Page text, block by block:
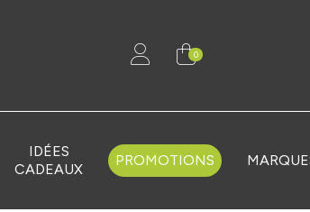
0
IDÉES
CADEAUX
PROMOTIONS